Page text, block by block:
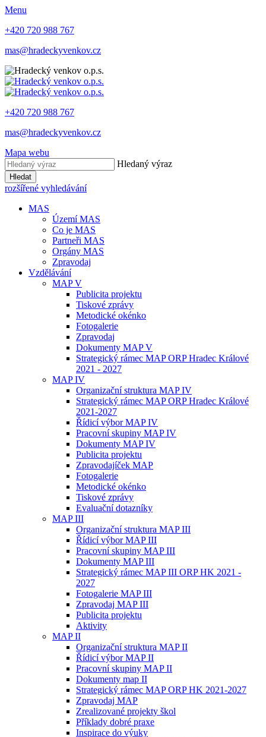
Menu
+420 720 988 767
mas@hradeckyvenkov.cz
+420 720 988 767
mas@hradeckyvenkov.cz
Mapa webu
Hledaný výraz
Hledat
rozšířené vyhledávání
MAS
Území MAS
Co je MAS
Partneři MAS
Orgány MAS
Zpravodaj
Vzdělávání
MAP V
Publicita projektu
Tiskové zprávy
Metodické okénko
Fotogalerie
Zpravodaj
Dokumenty MAP V
Strategický rámec MAP ORP Hradec Králové
2021 - 2027
MAP IV
Organizační struktura MAP IV
Strategický rámec MAP ORP Hradec Králové
2021-2027
Řídicí výbor MAP IV
Pracovní skupiny MAP IV
Dokumenty MAP IV
Publicita projektu
Zpravodajíček MAP
Fotogalerie
Metodické okénko
Tiskové zprávy
Evaluační dotazníky
MAP III
Organizační struktura MAP III
Řídicí výbor MAP III
Pracovní skupiny MAP III
Dokumenty MAP III
Strategický rámec MAP III ORP HK 2021 -
2027
Fotogalerie MAP III
Zpravodaj MAP III
Publicita projektu
Aktivity
MAP II
Organizační struktura MAP II
Řídicí výbor MAP II
Pracovní skupiny MAP II
Dokumenty map II
Strategický rámec MAP ORP HK 2021-2027
Zpravodaj MAP
Zrealizované projekty škol
Příklady dobré praxe
Inspirace do výuky